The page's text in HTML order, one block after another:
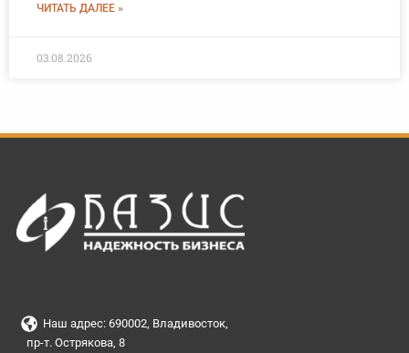
ЧИТАТЬ ДАЛЕЕ »
03.08.2026
Наш адрес: 690002, Владивосток,
пр-т. Острякова, 8